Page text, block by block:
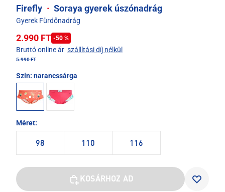
Firefly · Soraya gyerek úszónadrág
Gyerek Fürdőnadrág
2.990 FT -50 %
Bruttó online ár szállítási díj nélkül
5.990 FT
Szín: narancssárga
Méret:
98 110 116
KOSÁRHOZ AD